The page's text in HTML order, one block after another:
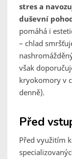
stres a
duševní
pomáhá i
– chlad
však
kryokomory v
denně).
Před
Před využitím